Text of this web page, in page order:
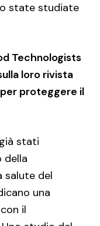
state studiate
Technologists
loro rivista
proteggere il
stati
della
salute del
una
il